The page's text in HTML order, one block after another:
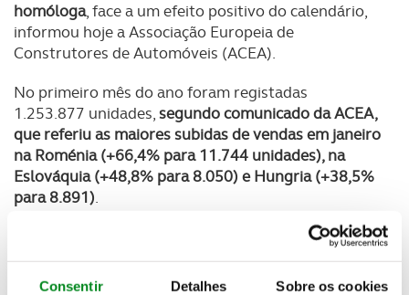
Consentir Detalhes Sobre os cookies
homóloga, face a um efeito positivo do calendário,
informou hoje a Associação Europeia de
Construtores de Automóveis (ACEA).
No primeiro mês do ano foram registadas
1.253.877 unidades,segundo comunicado da ACEA,
que referiu as maiores subidas de vendas em janeiro
na Roménia (+66,4% para 11.744 unidades), na
Eslováquia (+48,8% para 8.050) e Hungria (+38,5%
para 8.891).
Portugal teve uma descida de 2,8% para um total
de 14.603 unidades, integrando assim o grupo de
cinco países que assinalaram decréscimos: Chipre